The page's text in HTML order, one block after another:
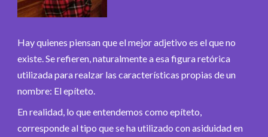
Hay quienes piensan que el mejor adjetivo es el que no
existe. Se refieren, naturalmente a esa figura retórica
utilizada para realzar las características propias de un
nombre: El epíteto.
En realidad, lo que entendemos como epíteto,
corresponde al tipo que se ha utilizado con asiduidad en